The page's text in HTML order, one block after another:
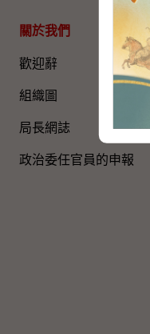
關於我們
歡迎辭
組織圖​
局長網誌
政治委任官員的申報